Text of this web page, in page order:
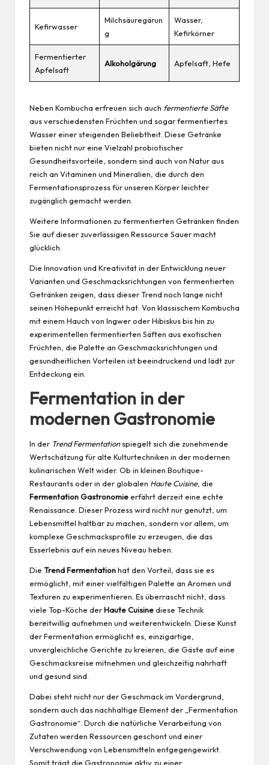
Kefirwasser
Milchsäuregärun
g
Wasser,
Kefirkörner
Fermentierter
Apfelsaft
Alkoholgärung Apfelsaft, Hefe
Neben Kombucha erfreuen sich auch fermentierte Säfte
aus verschiedensten Früchten und sogar fermentiertes
Wasser einer steigenden Beliebtheit. Diese Getränke
bieten nicht nur eine Vielzahl probiotischer
Gesundheitsvorteile, sondern sind auch von Natur aus
reich an Vitaminen und Mineralien, die durch den
Fermentationsprozess für unseren Körper leichter
zugänglich gemacht werden.
Weitere Informationen zu fermentierten Getränken finden
Sie auf dieser zuverlässigen Ressource Sauer macht
glücklich
Die Innovation und Kreativität in der Entwicklung neuer
Varianten und Geschmacksrichtungen von fermentierten
Getränken zeigen, dass dieser Trend noch lange nicht
seinen Höhepunkt erreicht hat. Von klassischem Kombucha
mit einem Hauch von Ingwer oder Hibiskus bis hin zu
experimentellen fermentierten Säften aus exotischen
Früchten, die Palette an Geschmacksrichtungen und
gesundheitlichen Vorteilen ist beeindruckend und lädt zur
Entdeckung ein.
Fermentation in der
modernen Gastronomie
In der Trend Fermentationspiegelt sich die zunehmende
Wertschätzung für alte Kulturtechniken in der modernen
kulinarischen Welt wider. Ob in kleinen Boutique-
Restaurants oder in der globalen Haute Cuisine, die
Fermentation Gastronomieerfährt derzeit eine echte
Renaissance. Dieser Prozess wird nicht nur genutzt, um
Lebensmittel haltbar zu machen, sondern vor allem, um
komplexe Geschmacksprofile zu erzeugen, die das
Esserlebnis auf ein neues Niveau heben.
Die Trend Fermentationhat den Vorteil, dass sie es
ermöglicht, mit einer vielfältigen Palette an Aromen und
Texturen zu experimentieren. Es überrascht nicht, dass
viele Top-Köche derHaute Cuisinediese Technik
bereitwillig aufnehmen und weiterentwickeln. Diese Kunst
der Fermentation ermöglicht es, einzigartige,
unvergleichliche Gerichte zu kreieren, die Gäste auf eine
Geschmacksreise mitnehmen und gleichzeitig nahrhaft
und gesund sind.
Dabei steht nicht nur der Geschmack im Vordergrund,
sondern auch das nachhaltige Element der „Fermentation
Gastronomie“. Durch die natürliche Verarbeitung von
Zutaten werden Ressourcen geschont und einer
Verschwendung von Lebensmitteln entgegengewirkt.
Somit trägt die Gastronomie aktiv zu einer